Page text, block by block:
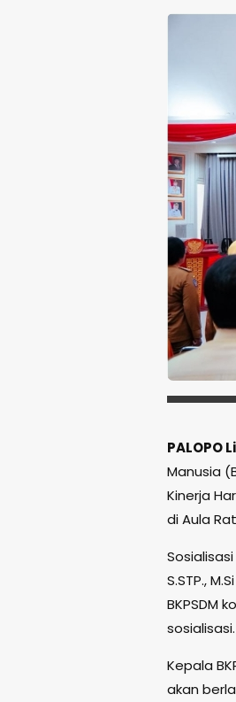
PALOPO
Manusia
Kinerja
di Aula
S.STP.,
BKPSDM
sosialisasi.
Kepala
akan